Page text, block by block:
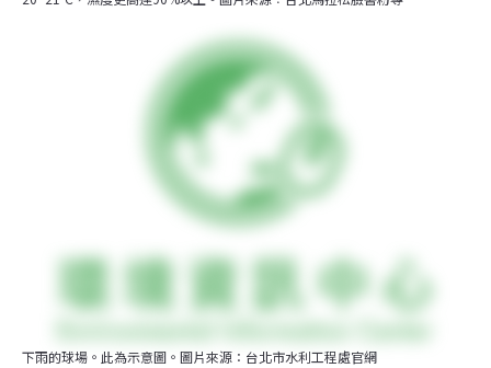
下雨的球場。此為示意圖。圖片來源：台北市水利工程處官網